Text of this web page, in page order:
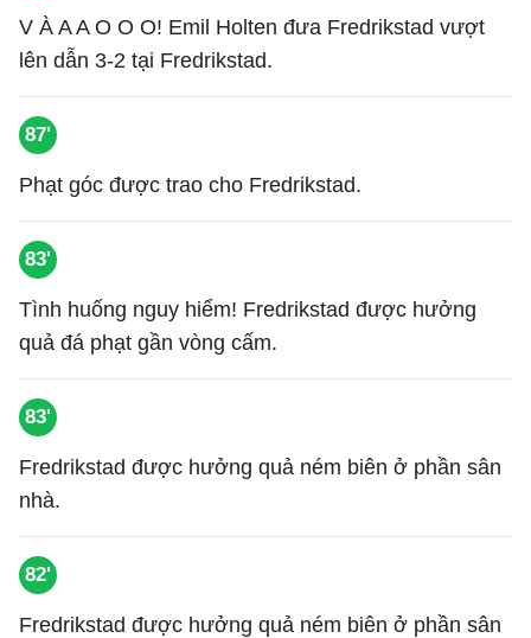
V À A A O O O! Emil Holten đưa Fredrikstad vượt
lên dẫn 3-2 tại Fredrikstad.
87'
Phạt góc được trao cho Fredrikstad.
83'
Tình huống nguy hiểm! Fredrikstad được hưởng
quả đá phạt gần vòng cấm.
83'
Fredrikstad được hưởng quả ném biên ở phần sân
nhà.
82'
Fredrikstad được hưởng quả ném biên ở phần sân